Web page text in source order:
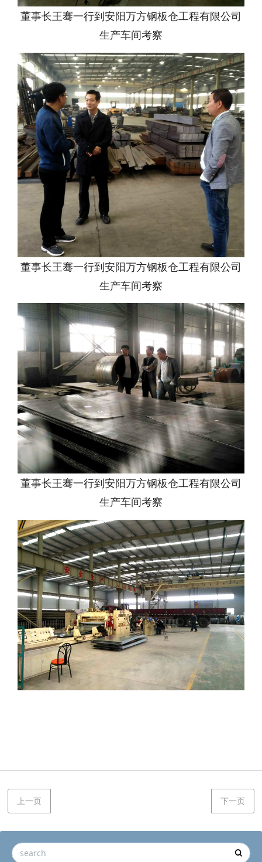
董事长王骞一行到安阳万方钢板仓工程有限公司
生产车间考察
董事长王骞一行到安阳万方钢板仓工程有限公司
生产车间考察
董事长王骞一行到安阳万方钢板仓工程有限公司
生产车间考察
上一页 下一页